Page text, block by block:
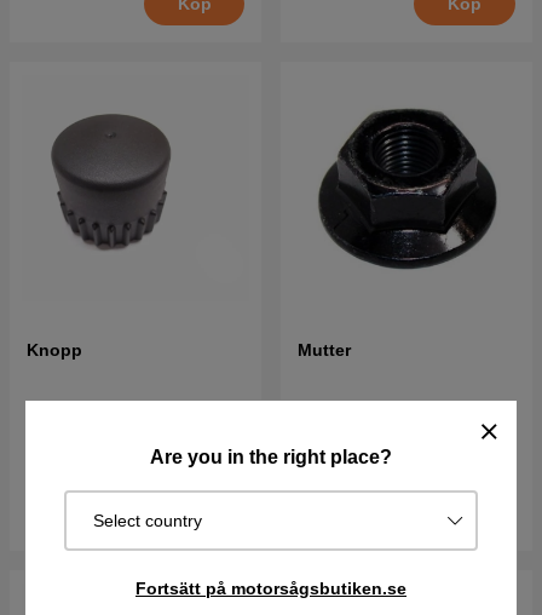
Are you in the right place?
Select country
Fortsätt på motorsågsbutiken.se
Köp Köp
Knopp
96 kr
Best. vara. Skickas om 2-5
Köp
Mutter
70 kr
Best. vara. Skickas om 2-5
Köp